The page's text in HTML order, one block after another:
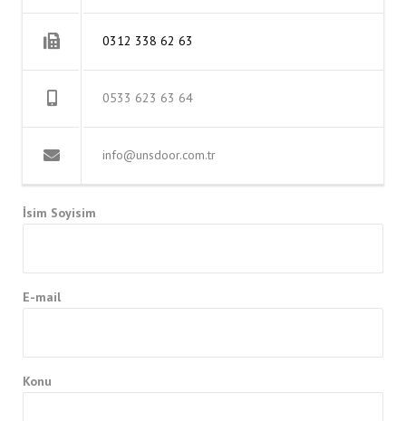
0312 338 62 63
0533 623 63 64
info@unsdoor.com.tr
İsim Soyisim
E-mail
Konu